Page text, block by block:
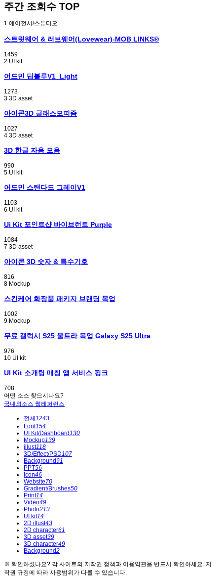
주간 조회수 TOP
1 에이전시/스튜디오
스트릿웨어 & 러브웨어(Lovewear)-MOB LINKS®
1459
2 UI kit
어드민 딥블루V1_Light
1273
3 3D asset
아이콘3D 글래스모피즘
1027
4 3D asset
3D 한글 자음 모음
990
5 UI kit
어드민 스탠다드 그레이V1
1103
6 UI kit
Ui Kit 포인트샵 바이브런트 Purple
1084
7 3D asset
아이콘 3D 숫자 & 특수기호
816
8 Mockup
스킨케어 화장품 패키지 브랜딩 목업
1002
9 Mockup
무료 갤럭시 S25 울트라 목업 Galaxy S25 Ultra
976
10 UI kit
UI Kit 소개팅 매칭 앱 서비스 핑크
708
어떤 소스 찾으시나요?
국내외소스 웹레퍼런스
전체 1243
Font154
UI Kit/Dashboard130
Mockup139
illust118
3D/Effect/PSD107
Background91
PPT56
Icon46
Website70
Gradient/Brushes50
Print14
Video49
Photo213
UI kit14
2D illust43
2D character61
3D asset39
3D character49
Background2
※ 확인하셨나요? 각 사이트의 저작권 정책과 이용약관을 반드시 확인하세요. 저
작권 규정에 따라 사용범위가 다를 수 있습니다.